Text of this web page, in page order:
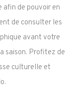
afin de pouvoir en
de consulter les
avant votre
saison. Profitez de
culturelle et